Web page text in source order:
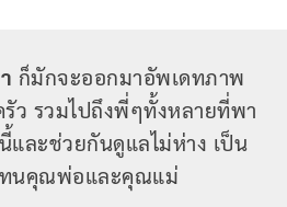
ก็มักจะออกมาอัพเดทภาพ
ว รวมไปถึงพี่ๆทั้งหลายที่พา
ละช่วยกันดูแลไม่ห่าง เป็น
นคุณพ่อและคุณแม่